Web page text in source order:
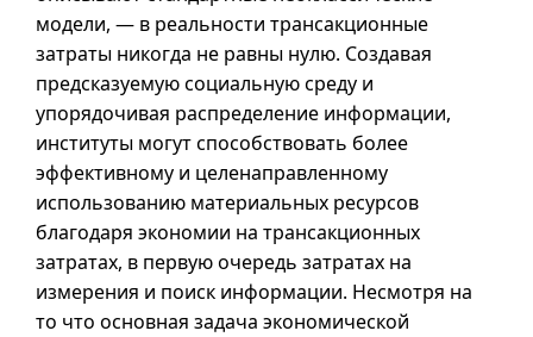
модели, — в реальности трансакционные
затраты никогда не равны нулю. Создавая
предсказуемую социальную среду и
упорядочивая распределение информации,
институты могут способствовать более
эффективному и целенаправленному
использованию материальных ресурсов
благодаря экономии на трансакционных
затратах, в первую очередь затратах на
измерения и поиск информации. Несмотря на
то что основная задача экономической